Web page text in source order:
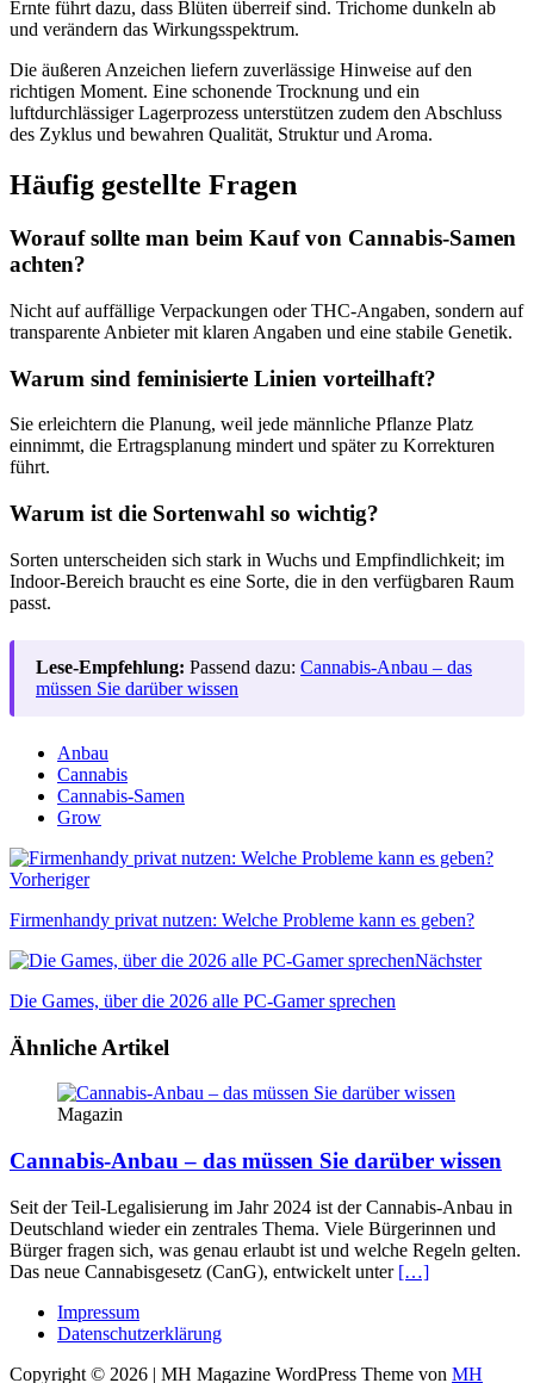
Ernte führt dazu, dass Blüten überreif sind. Trichome dunkeln ab
und verändern das Wirkungsspektrum.
Die äußeren Anzeichen liefern zuverlässige Hinweise auf den
richtigen Moment. Eine schonende Trocknung und ein
luftdurchlässiger Lagerprozess unterstützen zudem den Abschluss
des Zyklus und bewahren Qualität, Struktur und Aroma.
Häufig gestellte Fragen
Worauf sollte man beim Kauf von Cannabis-Samen
achten?
Nicht auf auffällige Verpackungen oder THC-Angaben, sondern auf
transparente Anbieter mit klaren Angaben und eine stabile Genetik.
Warum sind feminisierte Linien vorteilhaft?
Sie erleichtern die Planung, weil jede männliche Pflanze Platz
einnimmt, die Ertragsplanung mindert und später zu Korrekturen
führt.
Warum ist die Sortenwahl so wichtig?
Sorten unterscheiden sich stark in Wuchs und Empfindlichkeit; im
Indoor-Bereich braucht es eine Sorte, die in den verfügbaren Raum
passt.
Lese-Empfehlung: Passend dazu: Cannabis-Anbau – das
müssen Sie darüber wissen
Anbau
Cannabis
Cannabis-Samen
Grow
Vorheriger
Firmenhandy privat nutzen: Welche Probleme kann es geben?
Nächster
Die Games, über die 2026 alle PC-Gamer sprechen
Ähnliche Artikel
Magazin
Cannabis-Anbau – das müssen Sie darüber wissen
Seit der Teil-Legalisierung im Jahr 2024 ist der Cannabis-Anbau in
Deutschland wieder ein zentrales Thema. Viele Bürgerinnen und
Bürger fragen sich, was genau erlaubt ist und welche Regeln gelten.
Das neue Cannabisgesetz (CanG), entwickelt unter […]
Impressum
Datenschutzerklärung
Copyright © 2026 | MH Magazine WordPress Theme von MH